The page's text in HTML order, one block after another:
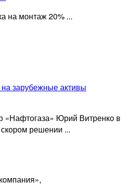
на монтаж 20% ...
зарубежные активы
«Нафтогаза» Юрий Витренко в
решении ...